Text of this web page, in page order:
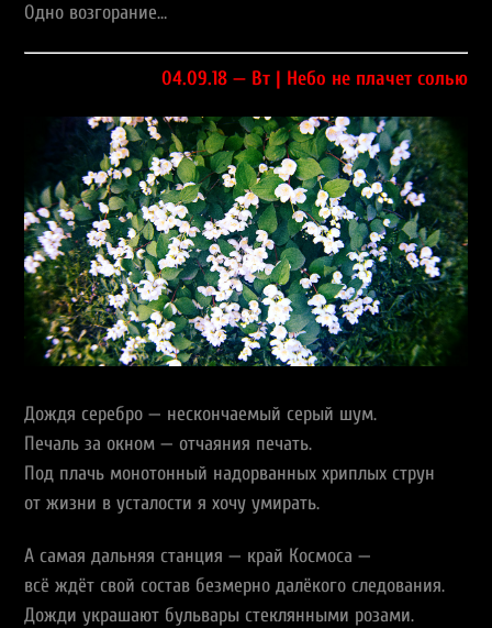
Одно возгорание…
04.09.18 — Вт | Небо не плачет солью
Дождя серебро — нескончаемый серый шум.
Печаль за окном — отчаяния печать.
Под плачь монотонный надорванных хриплых струн
от жизни в усталости я хочу умирать.
А самая дальняя станция — край Космоса —
всё ждёт свой состав безмерно далёкого следования.
Дожди украшают бульвары стеклянными розами.